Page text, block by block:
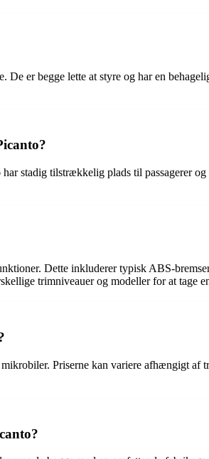
er begge lette at styre og har en
stadig tilstrækkelig plads til passagerer
Dette inkluderer typisk ABS-
trimniveauer og modeller for at tage
Priserne kan variere afhængigt af